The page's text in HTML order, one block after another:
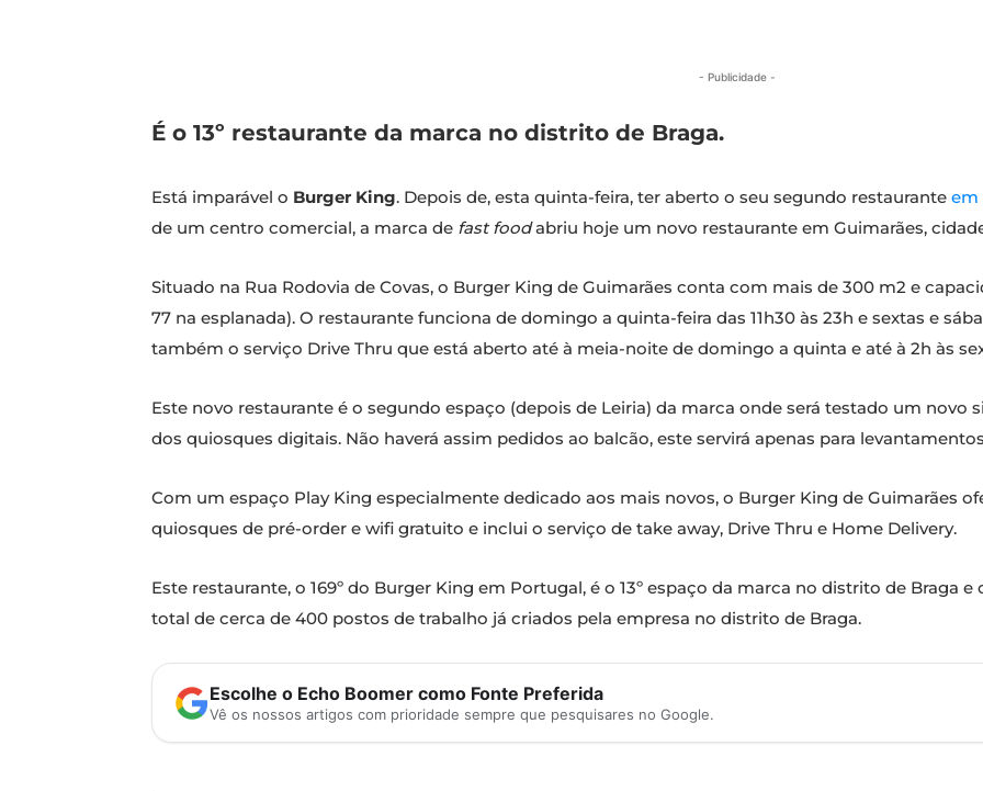
- Publicidade -
É o 13º restaurante da marca no distrito de Braga.
Está imparável o Burger King. Depois de, esta quinta-feira, ter aberto o seu segundo restaurante em
de um centro comercial, a marca de fast foodabriu hoje um novo restaurante em Guimarães,
Situado na Rua Rodovia de Covas, o Burger King de Guimarães conta com mais de 300 m2 e
77 na esplanada). O restaurante funciona de domingo a quinta-feira das 11h30 às 23h e sextas e
também o serviço Drive Thru que está aberto até à meia-noite de domingo a quinta e até à 2h às
Este novo restaurante é o segundo espaço (depois de Leiria) da marca onde será testado um novo
dos quiosques digitais. Não haverá assim pedidos ao balcão, este servirá apenas para
Com um espaço Play King especialmente dedicado aos mais novos, o Burger King de Guimarães
quiosques de pré-order e wifi gratuito e inclui o serviço de take away, Drive Thru e Home Delivery.
Este restaurante, o 169º do Burger King em Portugal, é o 13º espaço da marca no distrito de Braga
total de cerca de 400 postos de trabalho já criados pela empresa no distrito de Braga.
Escolhe o Echo Boomer como Fonte Preferida
Vê os nossos artigos com prioridade sempre que pesquisares no Google.